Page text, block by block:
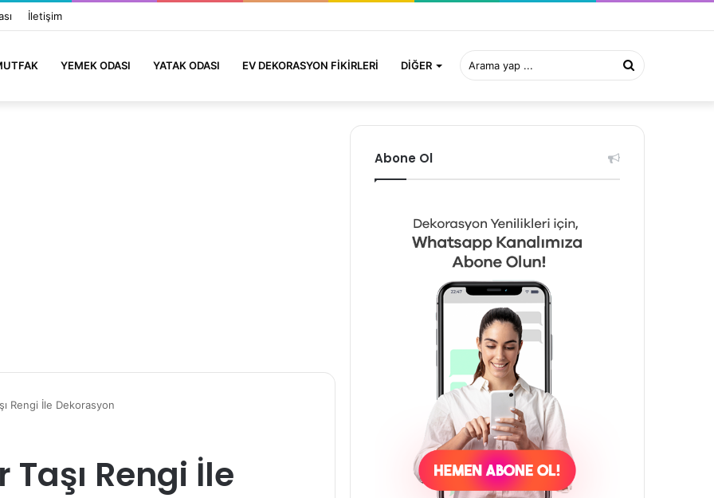
İletişim
YEMEK ODASI YATAK ODASI EV DEKORASYON FIKIRLERI DIĞER Arama
yap
Rengi İle Dekorasyon
Rengi İle
Abone Ol